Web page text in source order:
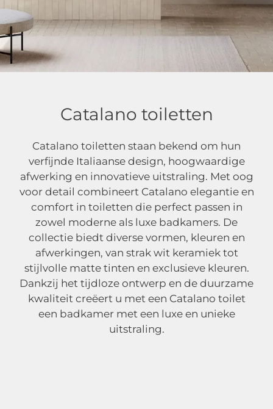
Catalano toiletten
Catalano toiletten staan bekend om hun
verfijnde Italiaanse design, hoogwaardige
afwerking en innovatieve uitstraling. Met oog
voor detail combineert Catalano elegantie en
comfort in toiletten die perfect passen in
zowel moderne als luxe badkamers. De
collectie biedt diverse vormen, kleuren en
afwerkingen, van strak wit keramiek tot
stijlvolle matte tinten en exclusieve kleuren.
Dankzij het tijdloze ontwerp en de duurzame
kwaliteit creëert u met een Catalano toilet
een badkamer met een luxe en unieke
uitstraling.